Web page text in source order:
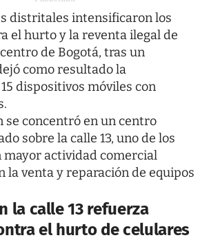
distritales intensificaron los
el hurto y la reventa ilegal de
de Bogotá, tras un
como resultado la
dispositivos móviles con
se concentró en un centro
sobre la calle 13, uno de los
mayor actividad comercial
la venta y reparación de equipos
la calle 13 refuerza
el hurto de celulares